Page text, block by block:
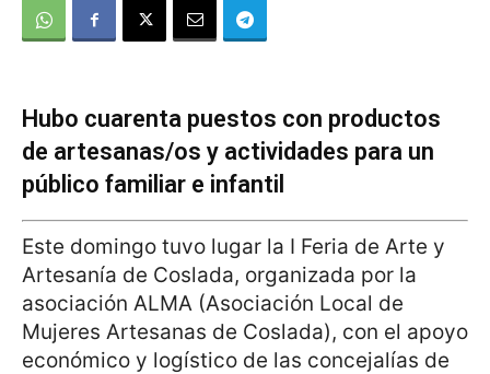
Hubo cuarenta puestos con productos
de artesanas/os y actividades para un
público familiar e infantil
Este domingo tuvo lugar la I Feria de Arte y
Artesanía de Coslada, organizada por la
asociación ALMA (Asociación Local de
Mujeres Artesanas de Coslada), con el apoyo
económico y logístico de las concejalías de